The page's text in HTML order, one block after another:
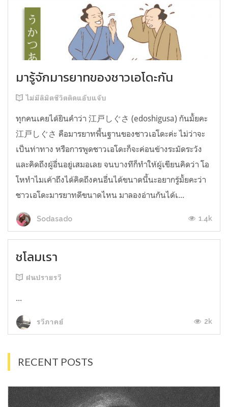
มารู้จักมารยาทของชาวเอโดะกัน
ไม่มีลิมิตชีวิตติดแอ๊บแจ๊บ
ทุกคนเคยได้ยินคำว่า 江戸しぐさ (edoshigusa) กันมั้ยคะ
江戸しぐさ คือมารยาทพื้นฐานของชาวเอโดะค่ะ ไม่ว่าจะ
เป็นท่าทาง หรือการพูดชาวเอโดะก็จะค่อนข้างระมัดระวัง
และคิดถึงผู้อื่นอยู่เสมอเลย จนบางทีก็ทำให้ผู้เขียนคิดว่า โอ
โหทำไมเค้าถึงได้คิดถึงคนอื่นได้ขนาดนี้นะอยากรู้มั้ยคะว่า
ชาวเอโดะมารยาทดีขนาดไหน มาลองอ่านกันได้เ...
Sodasado 1.4k
ชโลมเรา
ฝนปรายรวี
...
รวีภาคย์ 2k
RECENT POSTS